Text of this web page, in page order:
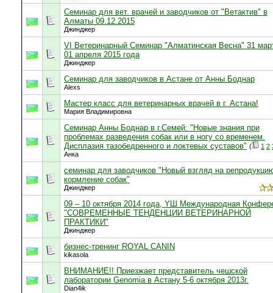
Семинар для вет. врачей и заводчиков от "Ветактив" в
Алматы 09.12.2015
Джинджер
VI Ветеринарный Семинар "Алматинская Весна" 31
01 апреля 2015 года
Джинджер
Семинар для заводчиков в Астане от Анны Боднар
Alexs
Мастер класс для ветеринарных врачей в г. Астана!
Мария Владимировна
Семинар Анны Боднар в г.Семей: "Новые знания при
проблемах разведения собак или в ногу со временем.
Дисплазия тазобедренного и локтевых суставов" ( 1 2
Анка
семинар для заводчиков "Новый взгляд на
кормление собак"
Джинджер
09 – 10 октября 2014 года, YШ Международная
"СОВРЕМЕННЫЕ ТЕНДЕНЦИИ ВЕТЕРИНАРНОЙ
ПРАКТИКИ"
Джинджер
бизнес-тренинг ROYAL CANIN
kikasola
ВНИМАНИЕ!! Приезжает представитель чешской
лаборатории Genomia в Астану 5-6 октября 2013г.
Dian4ik